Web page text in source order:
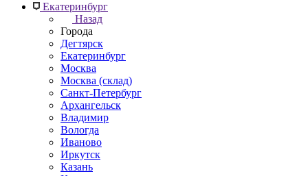
Екатеринбург
Назад
Города
Дегтярск
Екатеринбург
Москва
Москва (склад)
Санкт-Петербург
Архангельск
Владимир
Вологда
Иваново
Иркутск
Казань